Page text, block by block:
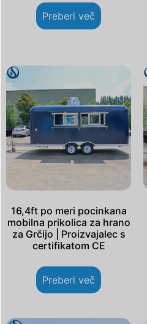
Preberi več
16,4ft po meri pocinkana
mobilna prikolica za hrano
za Grčijo | Proizvajalec s
certifikatom CE
Preberi več